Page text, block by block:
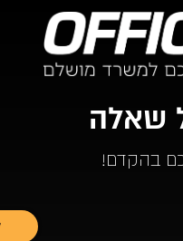
שאלה
בהקדם!